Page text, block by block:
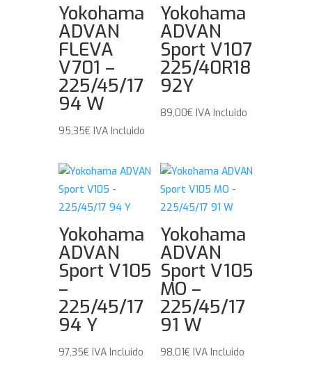
Yokohama
ADVAN
FLEVA
V701 –
225/45/17
94 W
95,35€ IVA Incluido
Yokohama
ADVAN
Sport V107
225/40R18
92Y
89,00€ IVA Incluido
Yokohama
ADVAN
Sport V105
–
225/45/17
94 Y
97,35€ IVA Incluido
Yokohama
ADVAN
Sport V105
MO –
225/45/17
91 W
98,01€ IVA Incluido